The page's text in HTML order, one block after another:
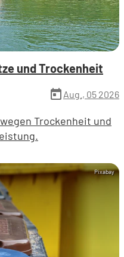
und Trockenheit
today Aug., 05 2026
Trockenheit und
Pixabay